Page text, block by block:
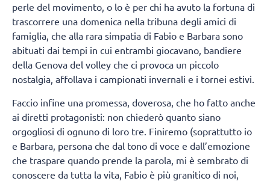
perle del movimento, o lo è per chi ha avuto la fortuna di
trascorrere una domenica nella tribuna degli amici di
famiglia, che alla rara simpatia di Fabio e Barbara sono
abituati dai tempi in cui entrambi giocavano, bandiere
della Genova del volley che ci provoca un piccolo
nostalgia, affollava i campionati invernali e i tornei estivi.
Faccio infine una promessa, doverosa, che ho fatto anche
ai diretti protagonisti: non chiederò quanto siano
orgogliosi di ognuno di loro tre. Finiremo (soprattutto io
e Barbara, persona che dal tono di voce e dall’emozione
che traspare quando prende la parola, mi è sembrato di
conoscere da tutta la vita, Fabio è più granitico di noi,